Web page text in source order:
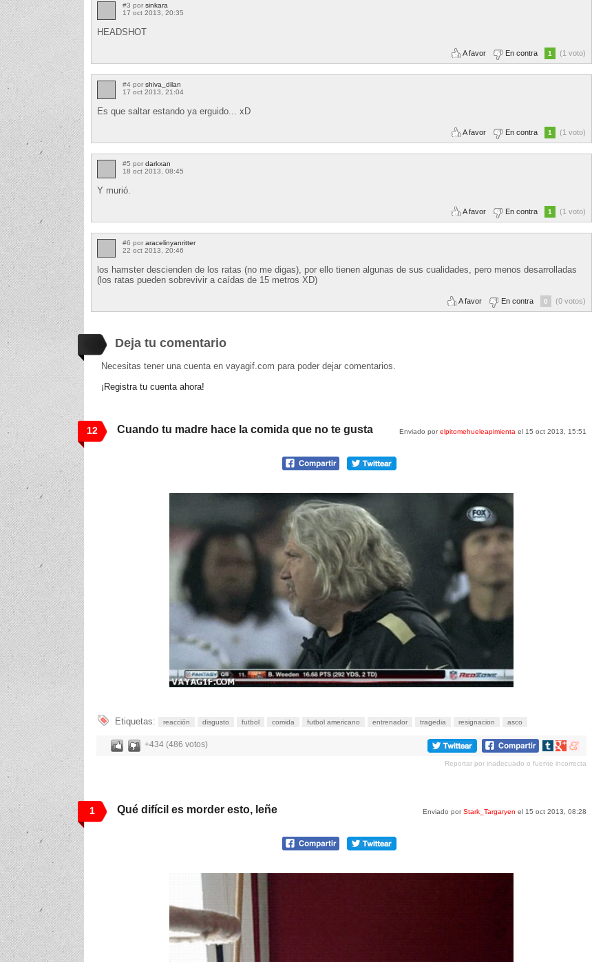
#3 por sinkara
17 oct 2013, 20:35
HEADSHOT
A favor En contra 1 (1 voto)
#4 por shiva_dilan
17 oct 2013, 21:04
Es que saltar estando ya erguido... xD
A favor En contra 1 (1 voto)
#5 por darkxan
18 oct 2013, 08:45
Y murió.
A favor En contra 1 (1 voto)
#6 por aracelinyanritter
22 oct 2013, 20:46
los hamster descienden de los ratas (no me digas), por ello tienen algunas de sus cualidades, pero menos desarrolladas
(los ratas pueden sobrevivir a caídas de 15 metros XD)
A favor En contra 0 (0 votos)
Deja tu comentario
Necesitas tener una cuenta en vayagif.com para poder dejar comentarios.
¡Registra tu cuenta ahora!
12 Enviado porelpitomehueleapimienta el 15 oct 2013, 15:51
Cuando tu madre hace la comida que no te gusta
Etiquetas: reacción disgusto futbol comida futbol americano entrenador tragedia resignacion asco
+434 (486 votos)
Compartir
tumblr
Compartir
Google+
Compartir
meneame
Reportar por inadecuado o fuente incorrecta
1 Enviado porStark_Targaryen el 15 oct 2013, 08:28
Qué difícil es morder esto, leñe